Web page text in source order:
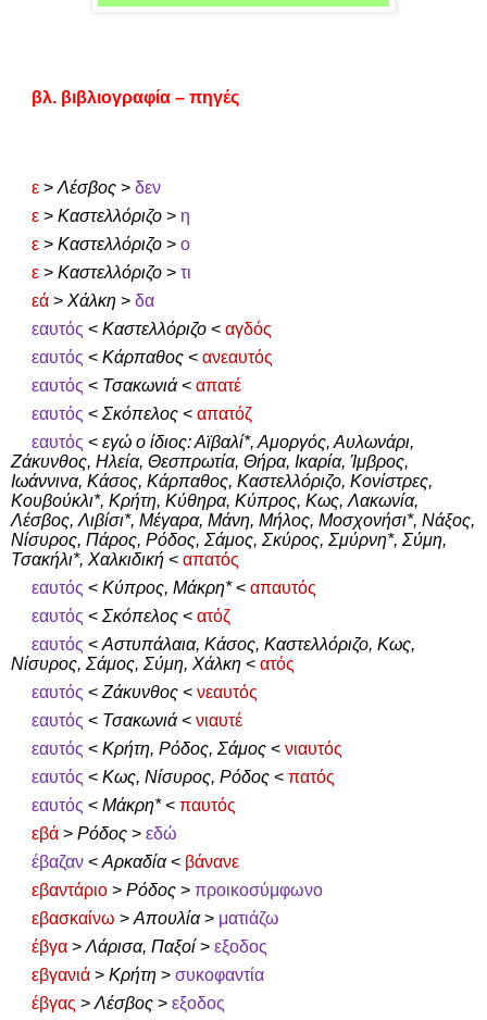
βλ. βιβλιογραφία – πηγές
ε >Λέσβος > δεν
ε > Καστελλόριζο > η
ε > Καστελλόριζο > ο
ε > Καστελλόριζο > τι
εά > Χάλκη > δα
εαυτός < Καστελλόριζο < αγδός
εαυτός < Κάρπαθος < ανεαυτός
εαυτός < Τσακωνιά< απατέ
εαυτός < Σκόπελος < απατόζ
εαυτός < εγώ ο ίδιος: Αϊβαλί*, Αμοργός, Αυλωνάρι,
Ζάκυνθος, Ηλεία, Θεσπρωτία, Θήρα, Ικαρία, Ίμβρος,
Ιωάννινα, Κάσος, Κάρπαθος, Καστελλόριζο, Κονίστρες,
Κουβούκλι*, Κρήτη, Κύθηρα, Κύπρος, Κως, Λακωνία,
Λέσβος, Λιβίσι*, Μέγαρα, Μάνη, Μήλος, Μοσχονήσι*, Νάξος,
Νίσυρος, Πάρος, Ρόδος, Σάμος, Σκύρος, Σμύρνη*, Σύμη,
Τσακήλι*, Χαλκιδική < απατός
εαυτός < Κύπρος, Μάκρη*< απαυτός
εαυτός < Σκόπελος < ατόζ
εαυτός <Αστυπάλαια, Κάσος, Καστελλόριζο, Κως,
Νίσυρος, Σάμος, Σύμη, Χάλκη < ατός
εαυτός <Ζάκυνθος < νεαυτός
εαυτός < Τσακωνιά< νιαυτέ
εαυτός < Κρήτη, Ρόδος, Σάμος < νιαυτός
εαυτός < Κως, Νίσυρος, Ρόδος < πατός
εαυτός < Μάκρη*< παυτός
εβά > Ρόδος > εδώ
έβαζαν <Αρκαδία< βάνανε
εβαντάριο > Ρόδος > προικοσύμφωνο
εβασκαίνω >Απουλία> ματιάζω
έβγα >Λάρισα, Παξοί > εξοδος
εβγανιά > Κρήτη > συκοφαντία
έβγας >Λέσβος > εξοδος